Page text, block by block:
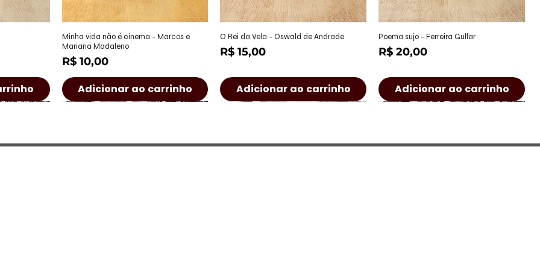
Visualização rápida
Minha vida não é cinema - Marcos e
Mariana Madaleno
Preço
R$ 10,00
Adicionar ao carrinho
Visualização rápida
O Rei da Vela - Oswald de Andrade
Preço
R$ 15,00
Adicionar ao carrinho
Visualização rápida
Poema sujo - Ferreira Gullar
Preço
R$ 20,00
Adicionar ao carrinho